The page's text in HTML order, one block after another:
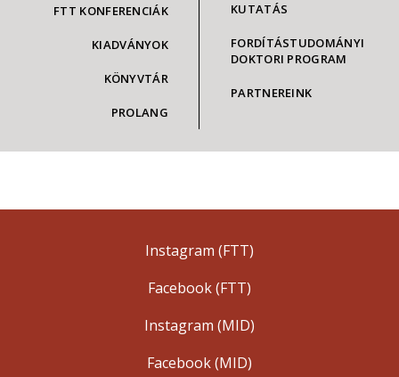
FTT KONFERENCIÁK
KIADVÁNYOK
KÖNYVTÁR
PROLANG
KUTATÁS
FORDÍTÁSTUDOMÁNYI
DOKTORI PROGRAM
PARTNEREINK
Instagram (FTT)
Facebook (FTT)
Instagram (MID)
Facebook (MID)